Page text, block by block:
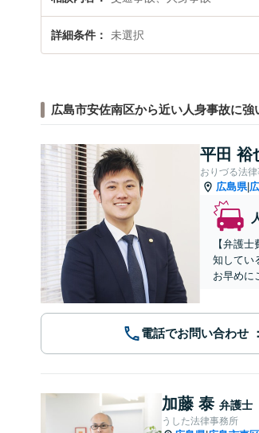
詳細条件 未選択
広島市安佐南区から近い人身事故に強
平田 裕
おりづる法
広島県|
【弁護
知してい
お早めに
電話でお問い合わせ
加藤 泰 弁護士
うした法律事務所